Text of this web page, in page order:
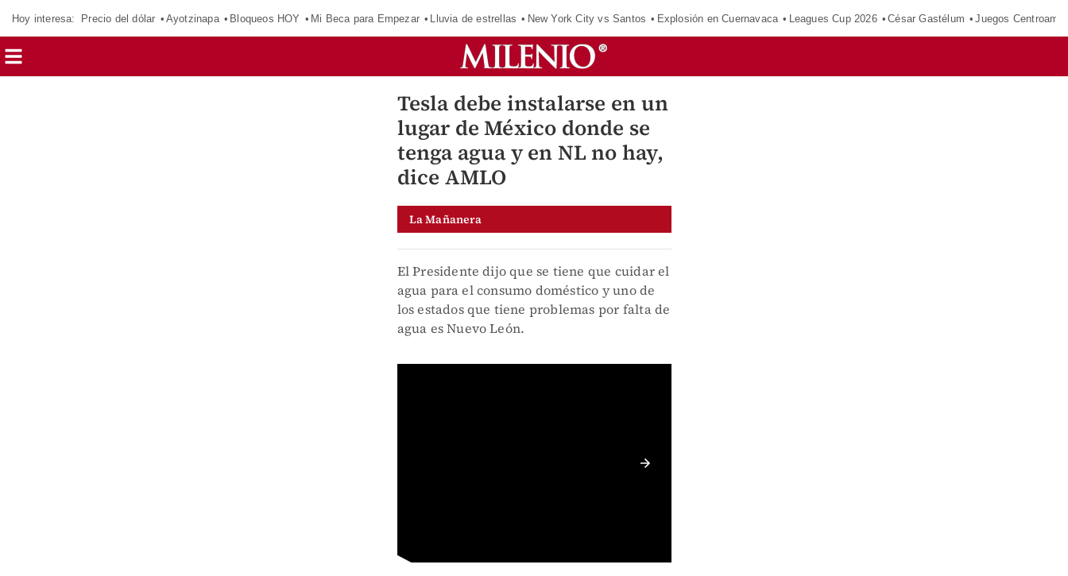
Hoy interesa: Precio del dólar Ayotzinapa Bloqueos HOY Mi Beca para Empezar Lluvia de estrellas New York City vs Santos Explosión en Cuernavaca Leagues Cup 2026 César Gastélum Juegos
Tesla debe instalarse en un
lugar de México donde se
tenga agua y en NL no hay,
dice AMLO
La Mañanera
El Presidente dijo que se tiene que cuidar el
agua para el consumo doméstico y uno de
los estados que tiene problemas por falta de
agua es Nuevo León.